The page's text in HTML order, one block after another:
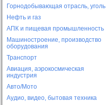
Горнодобывающая отрасль, уголь
Нефть и газ
АПК и пищевая промышленность
Машиностроение, производство
оборудования
Транспорт
Авиация, аэрокосмическая
индустрия
Авто/Мото
Аудио, видео, бытовая техника